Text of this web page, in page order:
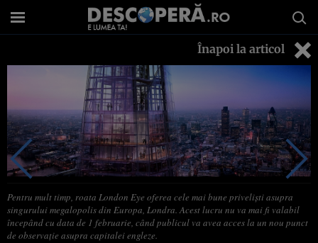
Înapoi la articol
Pentru mult timp, roata London Eye oferea cele mai bune privelişti asupra
singurului megalopolis din Europa, Londra. Acest lucru nu va mai fi valabil
începând cu data de 1 februarie, când publicul va avea acces la un nou punct
de observaţie asupra capitalei engleze.